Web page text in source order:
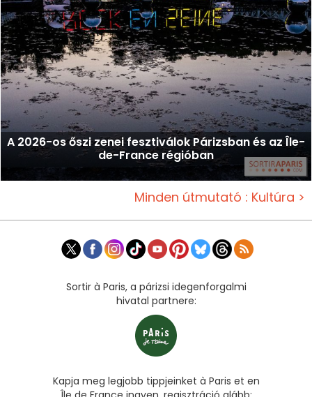
A 2026-os őszi zenei fesztiválok Párizsban és az Île-
de-France régióban
Minden útmutató : Kultúra >
Sortir à Paris, a párizsi idegenforgalmi
hivatal partnere:
Kapja meg legjobb tippjeinket à Paris et en